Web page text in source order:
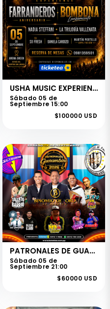
USHA MUSIC EXPERIENCE
Sábado 05 de
Septiembre 15:00
$100000 USD
PATRONALES DE GUARAMBARE 2026 - BINOMIO DE ORO 50 AÑOS
Sábado 05 de
Septiembre 21:00
$60000 USD